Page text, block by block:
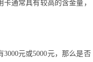
通常具有较高的含金量，
元或5000元，那么是否